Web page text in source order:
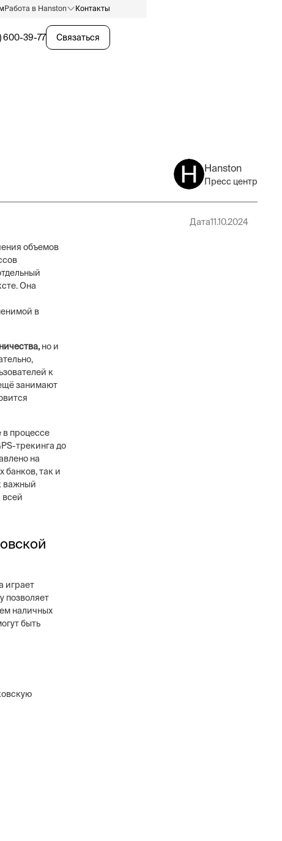
Работа в Hanston Контакты
600-39-77 Связаться
Hanston
Пресс центр
Дата11.10.2024
объемов
Она
в
но и
к
занимают
в процессе
трекинга до
на
банков, так и
важный
всей
играет
позволяет
наличных
быть